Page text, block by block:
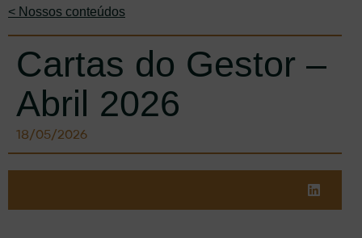
< Nossos conteúdos
Cartas do Gestor –
Abril 2026
18/05/2026